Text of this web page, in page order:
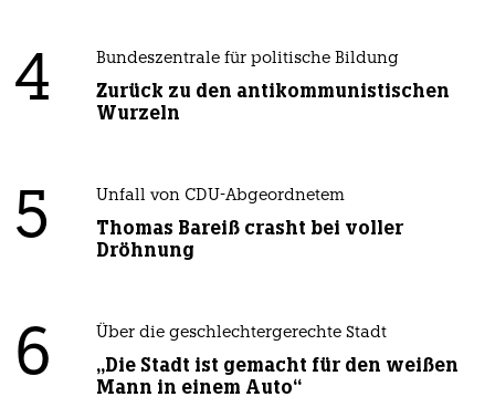
4 Bundeszentrale für politische Bildung
Zurück zu den antikommunistischen
Wurzeln
5 Unfall von CDU-Abgeordnetem
Thomas Bareiß crasht bei voller
Dröhnung
6 Über die geschlechtergerechte Stadt
„Die Stadt ist gemacht für den weißen
Mann in einem Auto“